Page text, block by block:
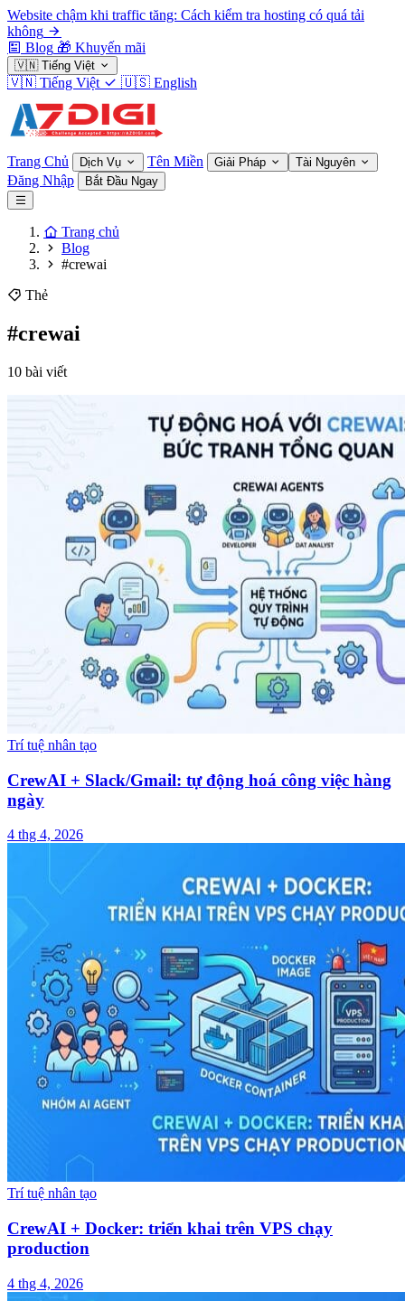
Website chậm khi traffic tăng: Cách kiểm tra hosting có quá tải
không
Blog 🎁 Khuyến mãi
🇻🇳 Tiếng Việt
🇻🇳 Tiếng Việt 🇺🇸 English
Trang Chủ Dịch Vụ Tên Miền Giải Pháp Tài Nguyên
Đăng Nhập Bắt Đầu Ngay
Trang chủ
Blog
#crewai
Thẻ
#crewai
10 bài viết
Trí tuệ nhân tạo
CrewAI + Slack/Gmail: tự động hoá công việc hàng
ngày
4 thg 4, 2026
Trí tuệ nhân tạo
CrewAI + Docker: triển khai trên VPS chạy
production
4 thg 4, 2026